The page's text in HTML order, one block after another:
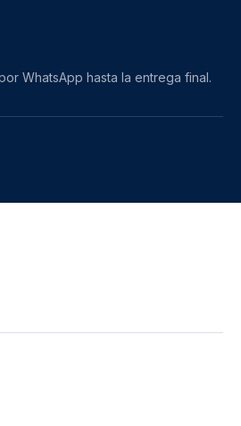
WhatsApp hasta la entrega final.